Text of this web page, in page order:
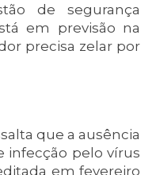
de segurança
em previsão na
precisa zelar por
que a ausência
infecção pelo vírus
em fevereiro